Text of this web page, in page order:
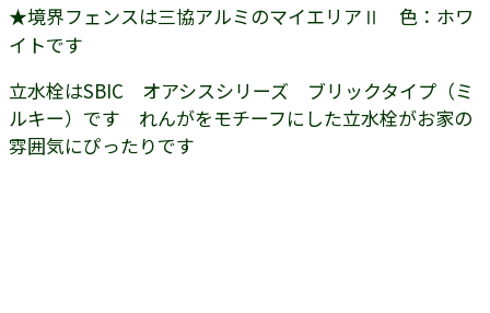
★境界フェンスは三協アルミのマイエリアⅡ 色：ホワ
イトです
立水栓はSBIC オアシスシリーズ ブリックタイプ（ミ
ルキー）です れんがをモチーフにした立水栓がお家の
雰囲気にぴったりです